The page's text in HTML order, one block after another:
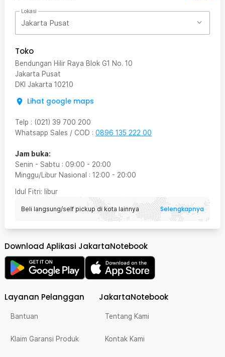
Lokasi
Jakarta Pusat
Toko
Bendungan Hilir Raya Blok G1 No. 10
Jakarta Pusat
DKI Jakarta 10210
Lihat google maps
Telp : (021) 39 700 200
Whatsapp Sales / COD : 0896 135 222 00
Jam buka:
Senin - Sabtu : 09:00 - 20:00
Minggu/Libur Nasional : 12:00 - 20:00
Idul Fitri: libur
Beli langsung/self pickup di kota lainnya Selengkapnya
Download Aplikasi JakartaNotebook
Layanan Pelanggan
Bantuan
Klaim Garansi Produk
JakartaNotebook
Tentang Kami
Kontak Kami